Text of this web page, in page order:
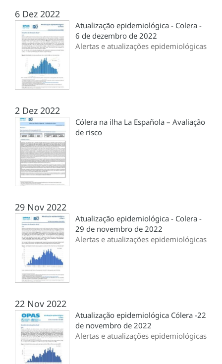
6 Dez 2022
Atualização epidemiológica - Colera -
6 de dezembro de 2022
Alertas e atualizações epidemiológicas
2 Dez 2022
Cólera na ilha La Española – Avaliação
de risco
29 Nov 2022
Atualização epidemiológica - Colera -
29 de novembro de 2022
Alertas e atualizações epidemiológicas
22 Nov 2022
Atualização epidemiológica Cólera -22
de novembro de 2022
Alertas e atualizações epidemiológicas